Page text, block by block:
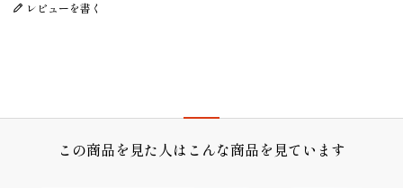
レビューを書く
この商品を見た人はこんな商品を見ています